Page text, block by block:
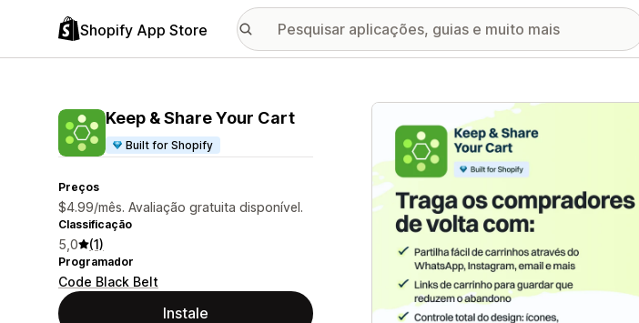
Shopify App Store
Keep & Share Your Cart
Built for Shopify
Preços
$4.99/mês. Avaliação gratuita disponível.
Classificação
5,0 (1)
Programador
Code Black Belt
Instale
Galeria de imagens em destaque